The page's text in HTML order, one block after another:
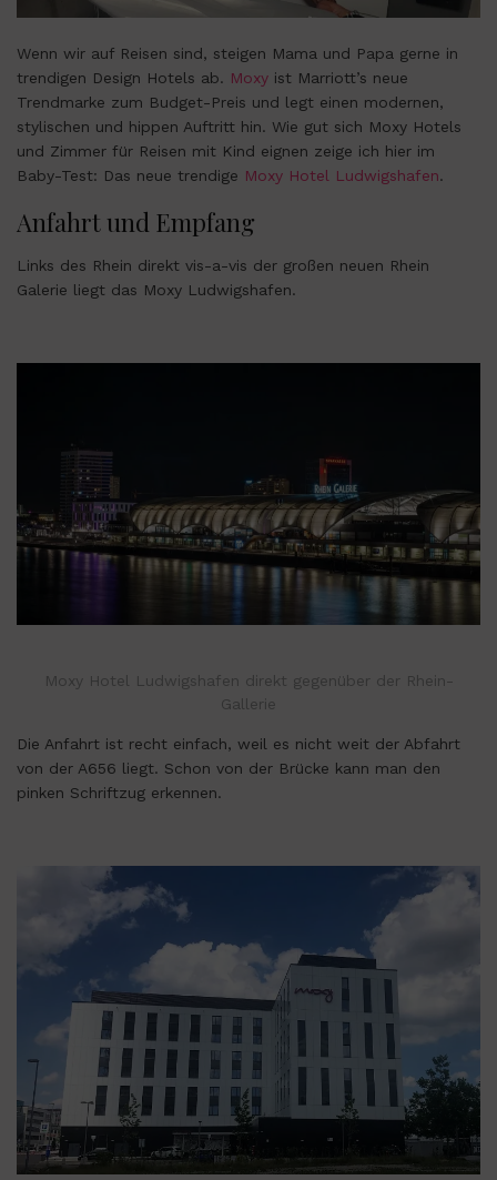
Wenn wir auf Reisen sind, steigen Mama und Papa gerne in
trendigen Design Hotels ab. Moxy ist Marriott’s neue
Trendmarke zum Budget-Preis und legt einen modernen,
stylischen und hippen Auftritt hin. Wie gut sich Moxy Hotels
und Zimmer für Reisen mit Kind eignen zeige ich hier im
Baby-Test: Das neue trendige Moxy Hotel Ludwigshafen.
Anfahrt und Empfang
Links des Rhein direkt vis-a-vis der großen neuen Rhein
Galerie liegt das Moxy Ludwigshafen.
Moxy Hotel Ludwigshafen direkt gegenüber der Rhein-
Gallerie
Die Anfahrt ist recht einfach, weil es nicht weit der Abfahrt
von der A656 liegt. Schon von der Brücke kann man den
pinken Schriftzug erkennen.